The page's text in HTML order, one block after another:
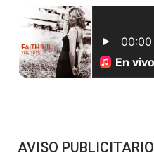
AVISO PUBLICITARIO